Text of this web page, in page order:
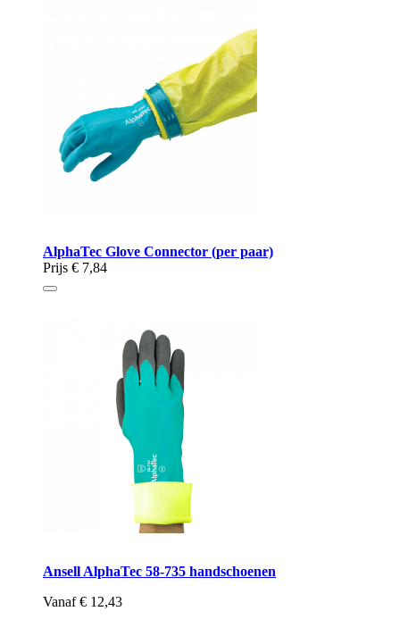
AlphaTec Glove Connector (per paar)
Prijs € 7,84
Ansell AlphaTec 58-735 handschoenen
Vanaf € 12,43